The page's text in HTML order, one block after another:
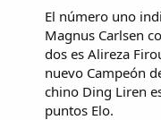
El número uno
Magnus Carlsen
dos es Alireza
nuevo Campeón
chino Ding Liren
puntos Elo.